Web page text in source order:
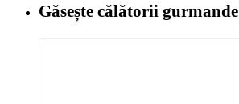
Găsește călătorii gurmande